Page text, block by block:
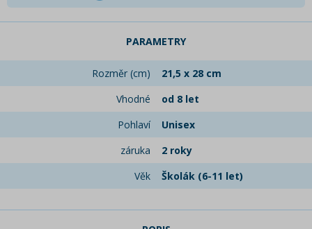
PARAMETRY
Rozměr (cm)
21,5 x 28 cm
Vhodné
od 8 let
Pohlaví
Unisex
záruka
2 roky
Věk
Školák (6-11 let)